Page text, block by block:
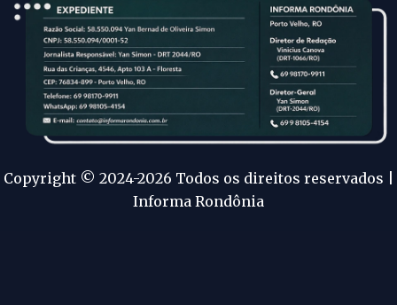
Copyright © 2024-2026 Todos os direitos reservados |
Informa Rondônia